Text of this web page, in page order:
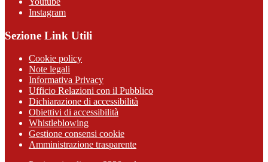
Instagram
Sezione Link Utili
Cookie policy
Note legali
Informativa Privacy
Ufficio Relazioni con il Pubblico
Dichiarazione di accessibilità
Obiettivi di accessibilità
Whistleblowing
Gestione consensi cookie
Amministrazione trasparente